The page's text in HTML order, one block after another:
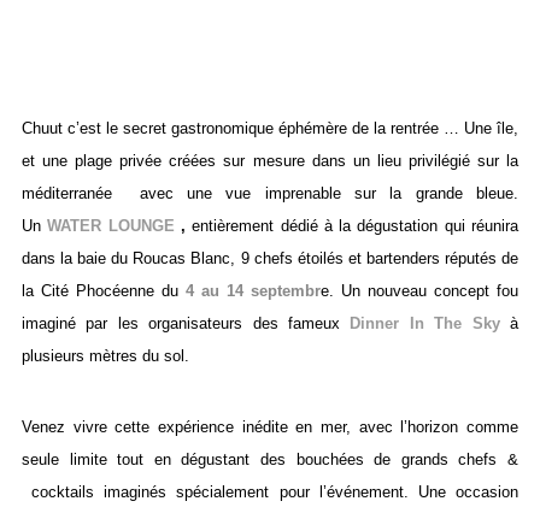
Chuut c’est le secret gastronomique éphémère de la rentrée … Une île,
et une plage privée créées sur mesure dans un lieu privilégié sur la
méditerranée avec une vue imprenable sur la grande bleue.
Un WATER LOUNGE , entièrement dédié à la dégustation qui réunira
dans la baie du Roucas Blanc, 9 chefs étoilés et bartenders réputés de
la Cité Phocéenne du 4 au 14 septembre. Un nouveau concept fou
imaginé par les organisateurs des fameux Dinner In The Skyà
plusieurs mètres du sol.
Venez vivre cette expérience inédite en mer, avec l’horizon comme
seule limite tout en dégustant des bouchées de grands chefs &
cocktails imaginés spécialement pour l’événement. Une occasion